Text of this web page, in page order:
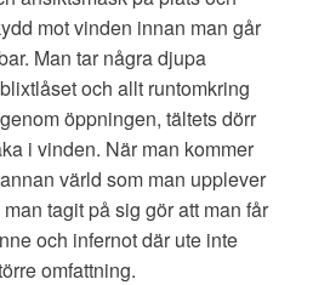
mot vinden innan man går
Man tar några djupa
och allt runtomkring
öppningen, tältets dörr
i vinden. När man kommer
värld som man upplever
tagit på sig gör att man får
och infernot där ute inte
omfattning.